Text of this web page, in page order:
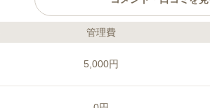
ライフドット編集部のコメント
ルツリー型・共同型・ガーデンエリ
えるプランが用意されています。
管理費
5,000円